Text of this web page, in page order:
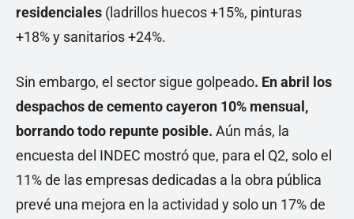
residenciales (ladrillos huecos +15%, pinturas
+18% y sanitarios +24%.
Sin embargo, el sector sigue golpeado. En abril los
despachos de cemento cayeron 10% mensual,
borrando todo repunte posible. Aún más, la
encuesta del INDEC mostró que, para el Q2, solo el
11% de las empresas dedicadas a la obra pública
prevé una mejora en la actividad y solo un 17% de